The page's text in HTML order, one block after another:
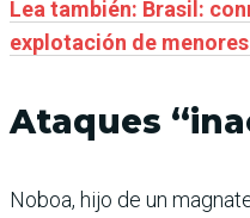
Lea también: Brasil:
explotación de
Ataques
Noboa, hijo de un